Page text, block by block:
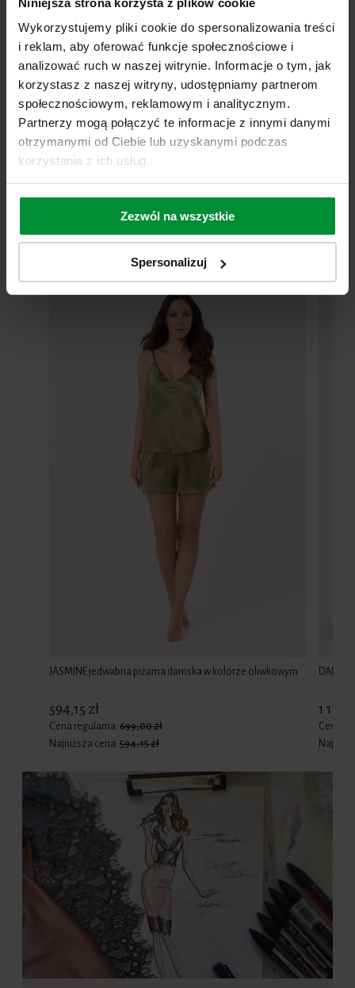
Wykorzystujemy pliki cookie do spersonalizowania treści
i reklam, aby oferować funkcje społecznościowe i
analizować ruch w naszej witrynie. Informacje o tym, jak
korzystasz z naszej witryny, udostępniamy partnerom
społecznościowym, reklamowym i analitycznym.
Partnerzy mogą połączyć te informacje z innymi danymi
otrzymanymi od Ciebie lub uzyskanymi podczas
korzystania z ich usług.
Zezwól na wszystkie
Spersonalizuj
LILLY doskonale komponuje się z jedwabnymi piżamami i koszulkami
dostępnymi w naszej ofercie. To idealny sposób na stworzenie
luksusowego kompletu, który podkreśli Twoją kobiecość.
Postaw na jakość, elegancję i ponadczasowy design z LILLY –
MATERIAŁ I PIELĘGNACJA
Sprawdź również
JASMINE jedwabna piżama damska w kolorze oliwkowym
594,15 zł
Cena regularna: 699,00 zł
Najniższa cena: 594,15 zł
Promocja NOWOŚĆ
DAISY
1
Cena